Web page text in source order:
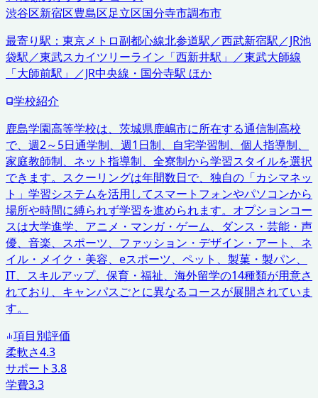
渋谷区新宿区豊島区足立区国分寺市調布市
最寄り駅： 東京メトロ副都心線北参道駅／西武新宿駅／JR池
袋駅／東武スカイツリーライン「西新井駅」／東武大師線
「大師前駅」／JR中央線・国分寺駅 ほか
学校紹介
鹿島学園高等学校は、茨城県鹿嶋市に所在する通信制高校
で、週2～5日通学制、週1日制、自宅学習制、個人指導制、
家庭教師制、ネット指導制、全寮制から学習スタイルを選択
できます。スクーリングは年間数日で、独自の「カシマネッ
ト」学習システムを活用してスマートフォンやパソコンから
場所や時間に縛られず学習を進められます。オプションコー
スは大学進学、アニメ・マンガ・ゲーム、ダンス・芸能・声
優、音楽、スポーツ、ファッション・デザイン・アート、ネ
イル・メイク・美容、eスポーツ、ペット、製菓・製パン、
IT、スキルアップ、保育・福祉、海外留学の14種類が用意さ
れており、キャンパスごとに異なるコースが展開されていま
す。
項目別評価
柔軟さ4.3
サポート3.8
学費3.3